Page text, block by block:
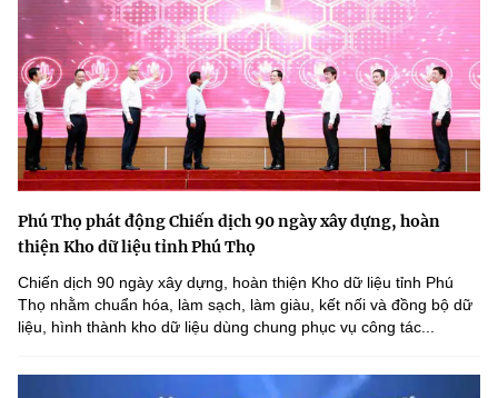
Phú Thọ phát động Chiến dịch 90 ngày xây dựng, hoàn
thiện Kho dữ liệu tỉnh Phú Thọ
Chiến dịch 90 ngày xây dựng, hoàn thiện Kho dữ liệu tỉnh Phú
Thọ nhằm chuẩn hóa, làm sạch, làm giàu, kết nối và đồng bộ dữ
liệu, hình thành kho dữ liệu dùng chung phục vụ công tác...